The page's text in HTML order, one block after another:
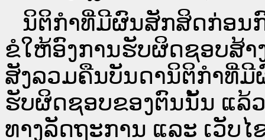
ນິ​ຕິ​ກຳ​ທີ່​ມີ​ຜົນ​ສັກ​ສິດ​ກ່ອນ​
ຂໍໃຫ້ອົງ​ການ​ຮັບ​ຜິດ​ຊອບ​ສ້າ
ສັງລວມຄືນບັນດານິຕິກໍາທີ່ມີ
ຮັບຜິດຊອບຂອງຕົນນັ້ນ ແລ້
ທາງ​ລັດ​ຖະ​ການ ແລະ ເວັບ